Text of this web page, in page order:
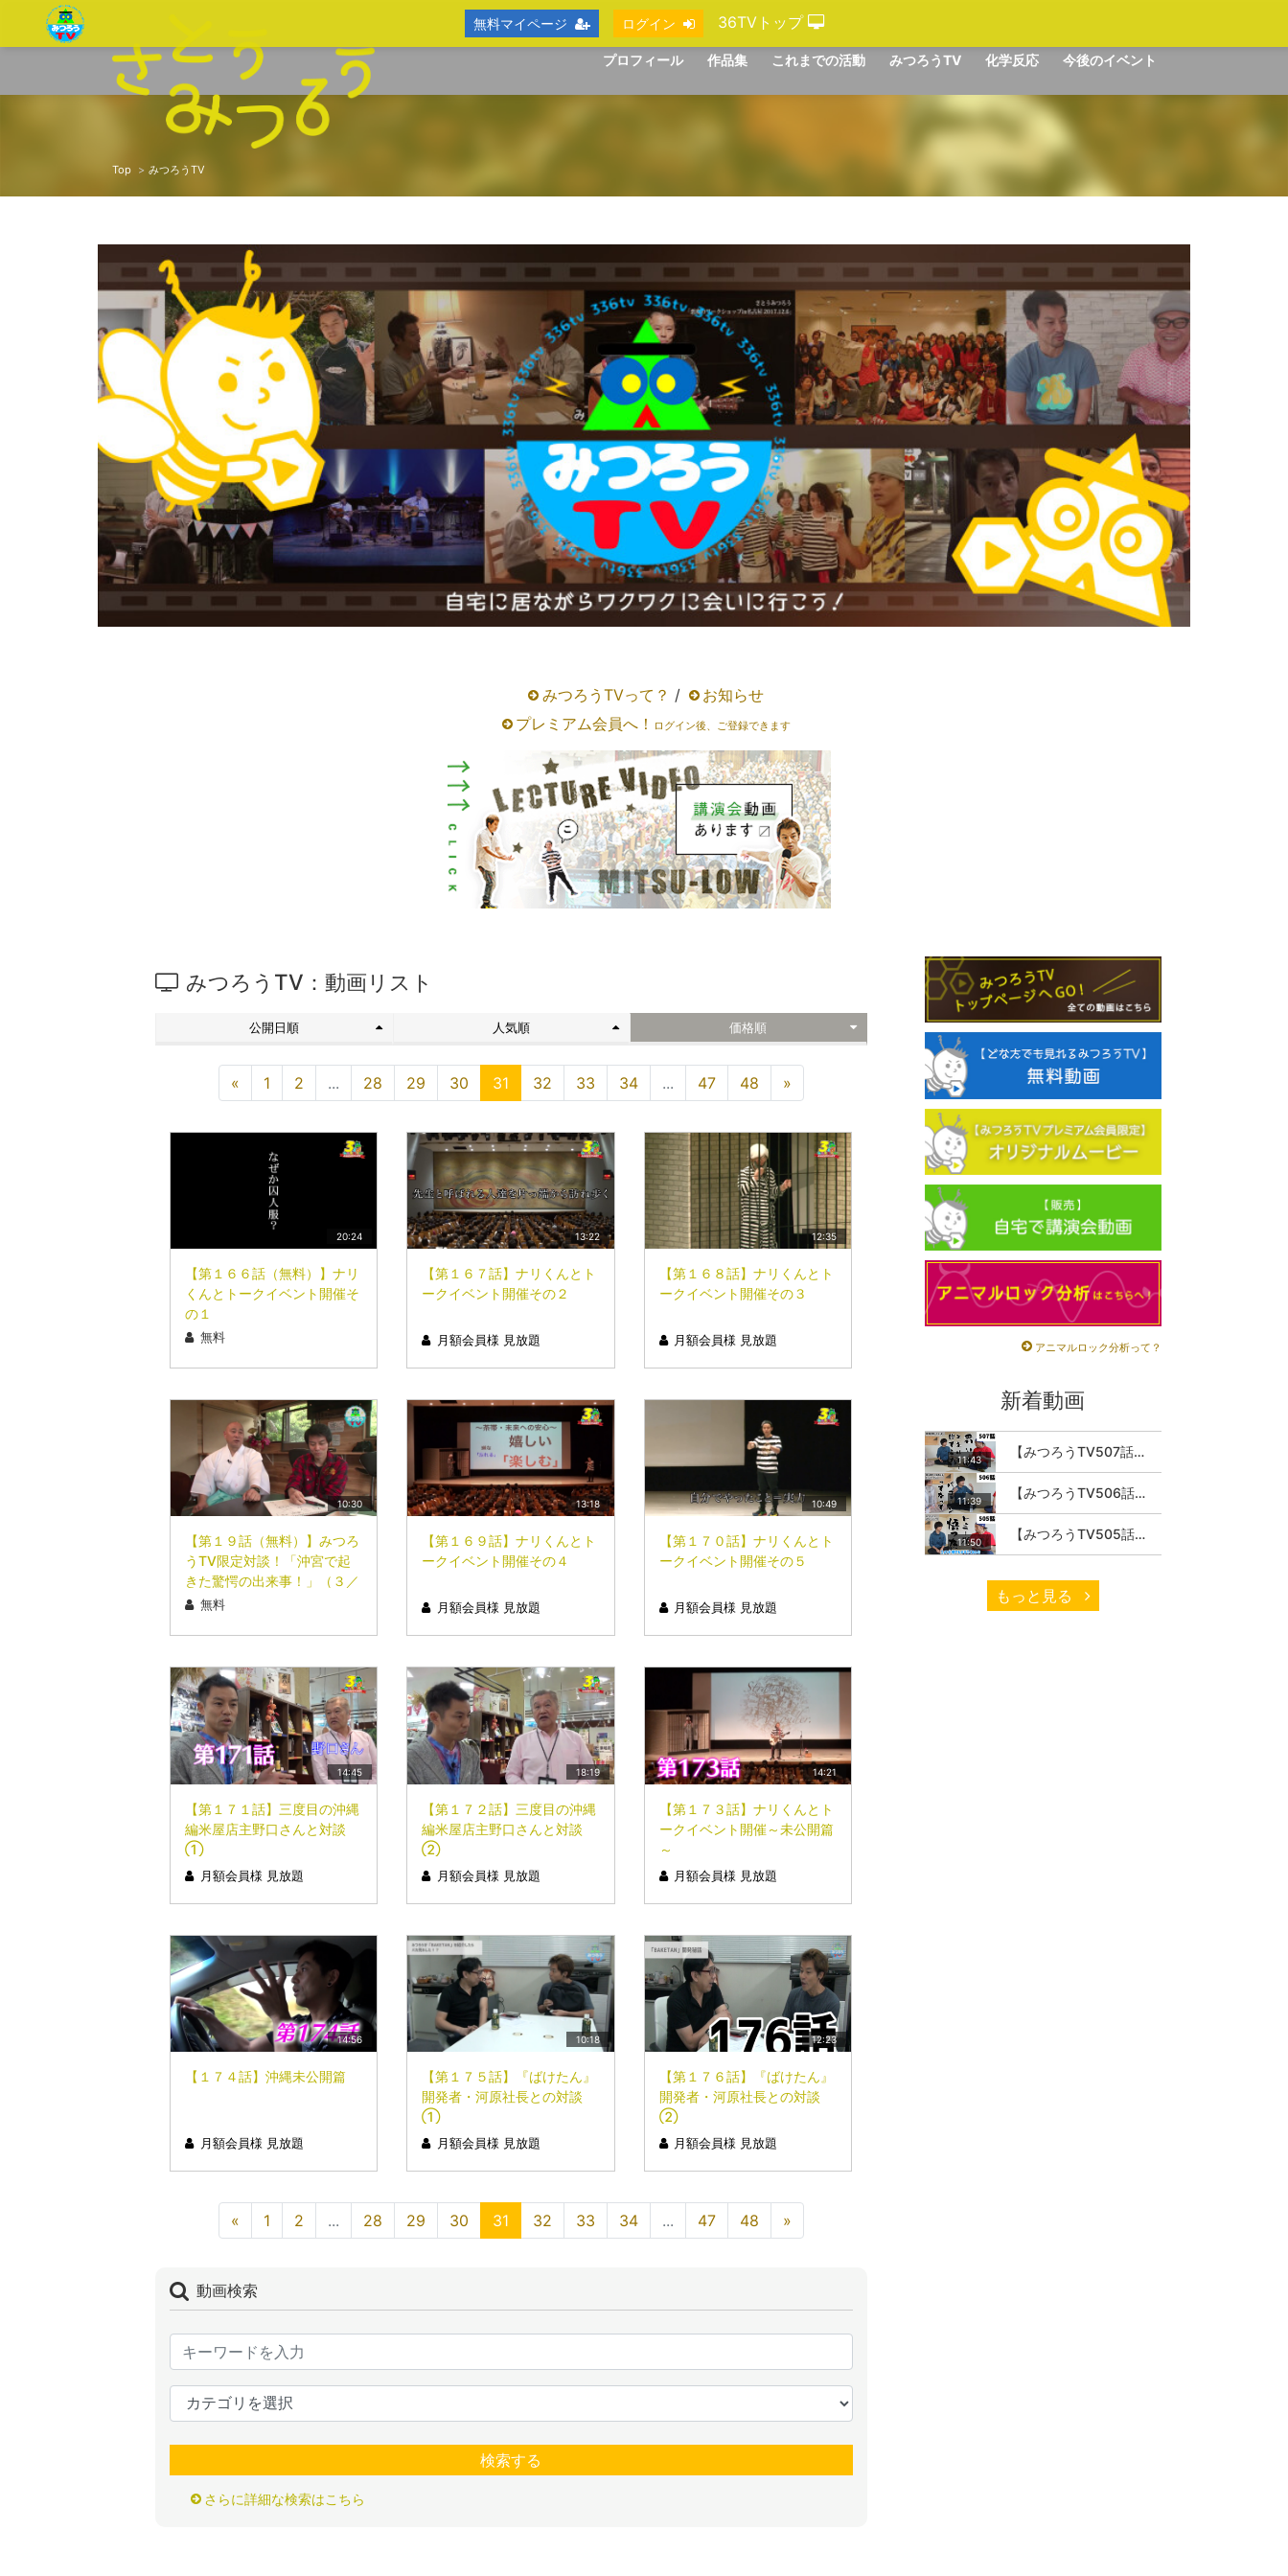
プロフィール 作品集 これまでの活動 みつろうTV 化学反応 今後のイベント
Top みつろうTV
みつろうTVって？ /
お知らせ
プレミアム会員へ！
ログイン後、ご登録できます
みつろうTV：動画リスト
公開日順 人気順 価格順
« 1 2 ... 28 29 30 31 32 33 34 ... 47 48 »
20:24
【第１６６話（無料）】ナリ
くんとトークイベント開催そ
の１
無料
13:22
【第１６７話】ナリくんとト
ークイベント開催その２
月額会員様 見放題
12:35
【第１６８話】ナリくんとト
ークイベント開催その３
月額会員様 見放題
10:30
【第１９話（無料）】みつろ
うTV限定対談！「沖宮で起
きた驚愕の出来事！」（３／
４）無料
13:18
【第１６９話】ナリくんとト
ークイベント開催その４
月額会員様 見放題
10:49
【第１７０話】ナリくんとト
ークイベント開催その５
月額会員様 見放題
14:45
【第１７１話】三度目の沖縄
編米屋店主野口さんと対談
①
月額会員様 見放題
18:19
【第１７２話】三度目の沖縄
編米屋店主野口さんと対談
②
月額会員様 見放題
14:21
【第１７３話】ナリくんとト
ークイベント開催～未公開篇
～
月額会員様 見放題
14:56
【１７４話】沖縄未公開篇
月額会員様 見放題
10:18
【第１７５話】『ばけたん』
開発者・河原社長との対談
①
月額会員様 見放題
12:23
【第１７６話】『ばけたん』
開発者・河原社長との対談
②
月額会員様 見放題
« 1 2 ... 28 29 30 31 32 33 34 ... 47 48 »
動画検索
検索する
さらに詳細な検索はこちら
アニマルロック分析って？
無料マイページ ログイン 36TVトップ
新着動画
11:43 【みつろうTV507話】さとうみつろう『サトレル男塾』編③「快楽は“自分のカラダの内側”にしかない」
11:39 【みつろうTV506話】さとうみつろう『サトレル男塾』編②「不思議な棒をお尻に…」
11:50 【みつろうTV505話】さとうみつろう『サトレル男塾』編①「“快感不足”のこの世の中…悟ってみたいと思いませんか？」
もっと見る